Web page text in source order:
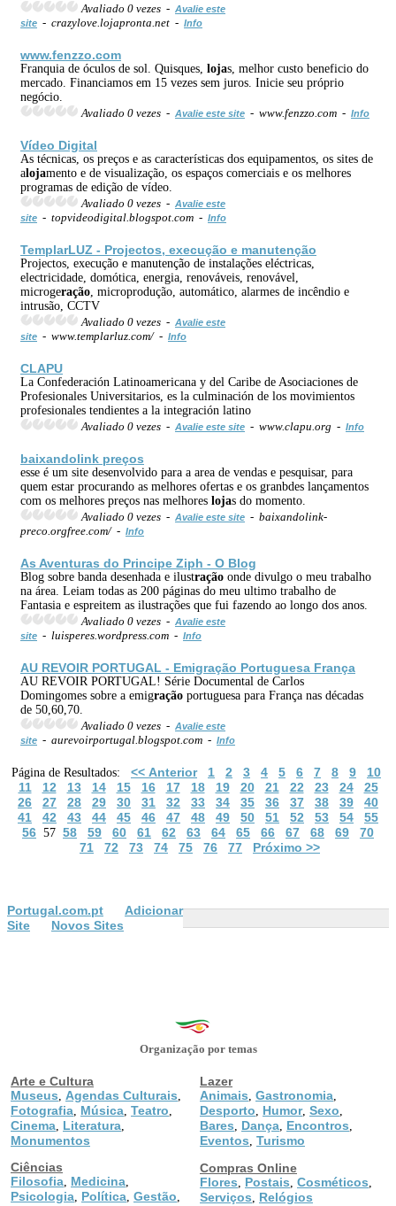
Avaliado 0 vezes - Avalie este
site - crazylove.lojapronta.net - Info
www.fenzzo.com
Franquia de óculos de sol. Quisques, lojas, melhor custo beneficio do
mercado. Financiamos em 15 vezes sem juros. Inicie seu próprio
negócio.
Avaliado 0 vezes - Avalie este site - www.fenzzo.com - Info
Vídeo Digital
As técnicas, os preços e as características dos equipamentos, os sites de
alojamento e de visualização, os espaços comerciais e os melhores
programas de edição de vídeo.
Avaliado 0 vezes - Avalie este
site - topvideodigital.blogspot.com - Info
TemplarLUZ - Projectos, execução e manutenção
Projectos, execução e manutenção de instalações eléctricas,
electricidade, domótica, energia, renováveis, renovável,
microgeração , microprodução, automático, alarmes de incêndio e
intrusão, CCTV
Avaliado 0 vezes - Avalie este
site - www.templarluz.com/ - Info
CLAPU
La Confederación Latinoamericana y del Caribe de Asociaciones de
Profesionales Universitarios, es la culminación de los movimientos
profesionales tendientes a la integración latino
Avaliado 0 vezes - Avalie este site - www.clapu.org - Info
baixandolink preços
esse é um site desenvolvido para a area de vendas e pesquisar, para
quem estar procurando as melhores ofertas e os granbdes lançamentos
com os melhores preços nas melhores lojas do momento.
Avaliado 0 vezes - Avalie este site - baixandolink-
preco.orgfree.com/ - Info
As Aventuras do Principe Ziph - O Blog
Blog sobre banda desenhada e ilustração onde divulgo o meu trabalho
na área. Leiam todas as 200 páginas do meu ultimo trabalho de
Fantasia e espreitem as ilustrações que fui fazendo ao longo dos anos.
Avaliado 0 vezes - Avalie este
site - luisperes.wordpress.com - Info
AU REVOIR PORTUGAL - Emigração Portuguesa França
AU REVOIR PORTUGAL! Série Documental de Carlos
Domingomes sobre a emigração portuguesa para França nas décadas
de 50,60,70.
Avaliado 0 vezes - Avalie este
site - aurevoirportugal.blogspot.com - Info
Página de Resultados: << Anterior 1 2 3 4 5 6 7 8 9
10
11
12 13 14 15 16 17 18 19 20 21 22 23 24
25
26
27 28 29 30 31 32 33 34 35 36 37 38 39
40
41
42 43 44 45 46 47 48 49 50 51 52 53 54
55
56 57 58 59 60 61 62 63 64 65 66 67 68 69
70
71
72 73 74 75 76 77 Próximo >>
Portugal.com.pt
Adicionar
Site
Novos Sites
Organização por temas
Arte e Cultura
Museus
Agendas Culturais
Fotografia Música Teatro
Cinema Literatura
Monumentos
Ciências
Filosofia Medicina
Psicologia Política Gestão
Lazer
Animais Gastronomia
Desporto Humor, Sexo
Bares Dança Encontros
Eventos Turismo
Compras Online
Flores
Postais Cosméticos
Serviços Relógios